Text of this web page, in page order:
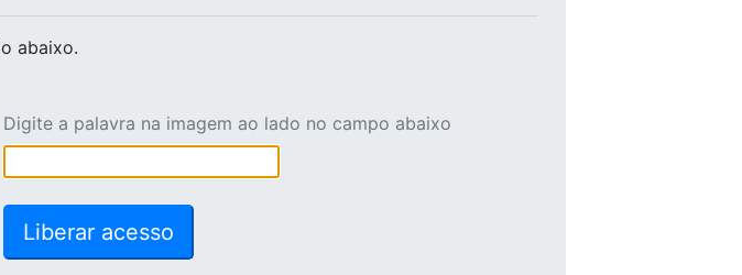
abaixo.
Digite a palavra na imagem ao lado no campo abaixo